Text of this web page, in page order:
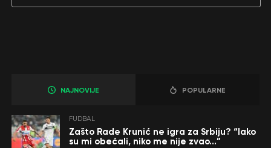
NAJNOVIJE POPULARNE
FUDBAL
Zašto Rade Krunić ne igra za Srbiju? “Iako
su mi obećali, niko me nije zvao…”